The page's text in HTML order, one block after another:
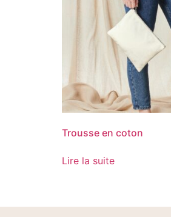
Trousse en coton
Lire la suite